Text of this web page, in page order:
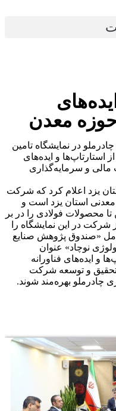
حوزه معدن
در نمایشگاه تامین
استارتاپ‌ها و ایده‌های
مالی و سرمایه‌گذاری
یزد اعلام کرد که شرکت
استان یزد است و
محصولات فولادی را در بر
در این نمایشگاه را
«صندوق پژوهش صنایع
نوچاد» عنوان
و ایده‌های فناورانه
تحقیق و توسعه شرکت
چادرملو بهره‌مند شوند.